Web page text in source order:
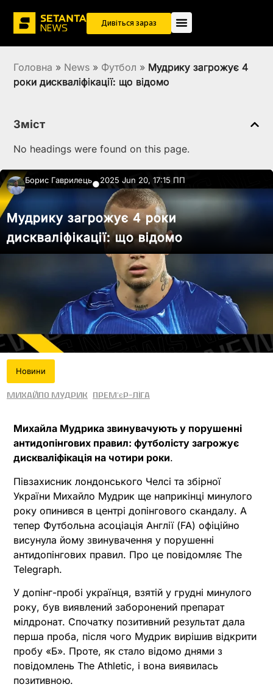
Дивіться зараз
Головна » News » Футбол » Мудрику загрожує 4
роки дискваліфікації: що відомо
Зміст
No headings were found on this page.
Борис Гаврилець●2025 Jun 20, 17:15 ПП
Мудрику загрожує 4 роки
дискваліфікації: що відомо
Новини
Михайло Мудрик Прем'єр-ліга
Михайла Мудрика звинувачують у порушенні
антидопінгових правил: футболісту загрожує
дискваліфікація на чотири роки.
Півзахисник лондонського Челсі та збірної
України Михайло Мудрик ще наприкінці минулого
року опинився в центрі допінгового скандалу. А
тепер Футбольна асоціація Англії (FA) офіційно
висунула йому звинувачення у порушенні
антидопінгових правил. Про це повідомляє The
Telegraph.
У допінг-пробі українця, взятій у грудні минулого
року, був виявлений заборонений препарат
мілдронат. Спочатку позитивний результат дала
перша проба, після чого Мудрик вирішив відкрити
пробу «Б». Проте, як стало відомо днями з
повідомлень The Athletic, і вона виявилась
позитивною.